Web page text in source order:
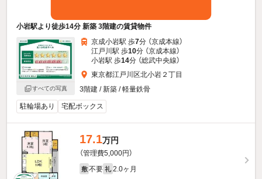
小岩駅より徒歩14分 新築 3階建の賃貸物件
すべての写真
京成小岩駅 歩7分 （京成本線）
江戸川駅 歩10分 （京成本線）
小岩駅 歩14分 （総武中央線）
東京都江戸川区北小岩２丁目
3階建 / 新築 / 軽量鉄骨
駐輪場あり 宅配ボックス
17.1万円
（管理費5,000円）
敷 不要 礼 2.0ヶ月